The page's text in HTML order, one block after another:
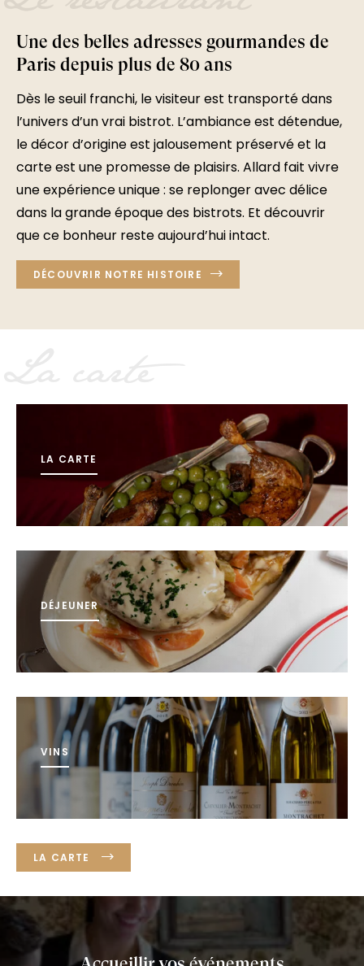
Une des belles adresses gourmandes de
Paris depuis plus de 80 ans
Dès le seuil franchi, le visiteur est transporté dans
l’univers d’un vrai bistrot. L’ambiance est détendue,
le décor d’origine est jalousement préservé et la
carte est une promesse de plaisirs. Allard fait vivre
une expérience unique : se replonger avec délice
dans la grande époque des bistrots. Et découvrir
que ce bonheur reste aujourd’hui intact.
DÉCOUVRIR NOTRE HISTOIRE
LA CARTE
DÉJEUNER
VINS
LA CARTE